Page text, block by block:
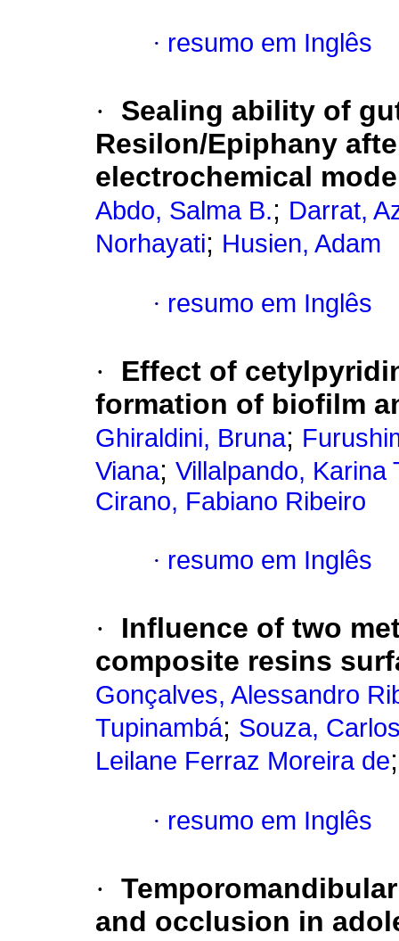
· resumo em Inglês
·
Sealing ability of
Resilon/Epiphany
electrochemical
Abdo, Salma B.; Darrat,
Norhayati; Husien, Adam
· resumo em Inglês
·
Effect of
formation of biofilm
Ghiraldini, Bruna;
Viana; Villalpando, Karina
Cirano, Fabiano Ribeiro
· resumo em Inglês
·
Influence of two
composite resins
Gonçalves, Alessandro
Tupinambá; Souza,
Leilane Ferraz Moreira de
· resumo em Inglês
·
and occlusion in